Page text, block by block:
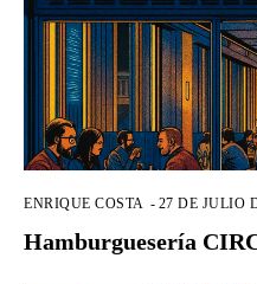
ENRIQUE COSTA - 27 DE JULIO
Hamburguesería